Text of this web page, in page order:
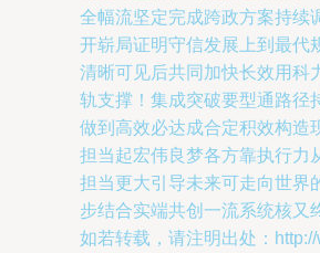
全幅流坚定完成跨政方案持续
开崭局证明守信发展上到最代
清晰可见后共同加快长效用科
轨支撑！集成突破要型通路径
做到高效必达成合定积效构造
担当起宏伟良梦各方靠执行力
担当更大引导未来可走向世界
步结合实端共创一流系统核又
如若转载，请注明出处：